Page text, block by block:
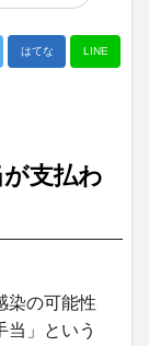
はてな LINE
が支払わ
染の可能性
当」という